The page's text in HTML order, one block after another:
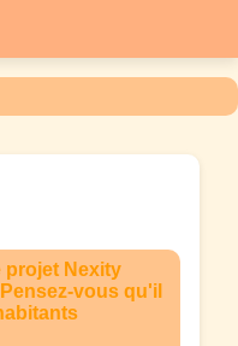
projet Nexity
vous qu'il